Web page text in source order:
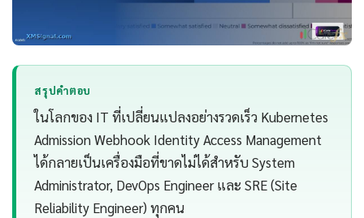
สรุปคำตอบ
ในโลกของ IT ที่เปลี่ยนแปลงอย่างรวดเร็ว Kubernetes
Admission Webhook Identity Access Management
ได้กลายเป็นเครื่องมือที่ขาดไม่ได้สำหรับ System
Administrator, DevOps Engineer และ SRE (Site
Reliability Engineer) ทุกคน